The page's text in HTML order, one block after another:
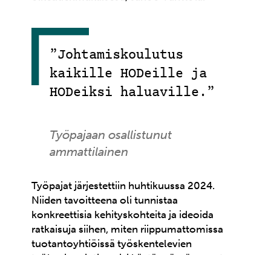
”Johtamiskoulutus
kaikille HODeille ja
HODeiksi haluaville.”
Työpajaan osallistunut
ammattilainen
Työpajat järjestettiin huhtikuussa 2024.
Niiden tavoitteena oli tunnistaa
konkreettisia kehityskohteita ja ideoida
ratkaisuja siihen, miten riippumattomissa
tuotantoyhtiöissä työskentelevien